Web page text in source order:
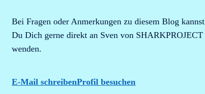
Bei Fragen oder Anmerkungen zu diesem Blog kannst
Du Dich gerne direkt an Sven von SHARKPROJECT
wenden.
E-Mail schreibenProfil besuchen